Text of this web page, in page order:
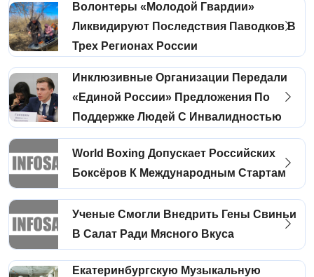
Волонтеры «Молодой Гвардии»
Ликвидируют Последствия Паводков В
Трех Регионах России
Инклюзивные Организации Передали
«Единой России» Предложения По
Поддержке Людей С Инвалидностью
World Boxing Допускает Российских
Боксёров К Международным Стартам
Ученые Смогли Внедрить Гены Свиньи
В Салат Ради Мясного Вкуса
Екатеринбургскую Музыкальную